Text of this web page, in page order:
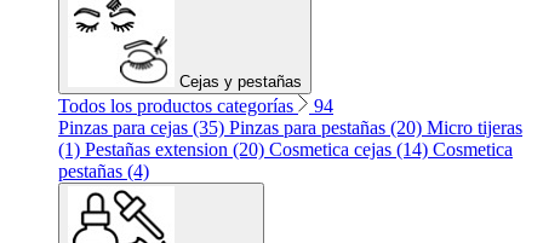
Cejas y pestañas
Todos los productos categorías
94
Pinzas para cejas (35) Pinzas para pestañas (20) Micro tijeras
(1) Pestañas extension (20) Cosmetica cejas (14) Cosmetica
pestañas (4)